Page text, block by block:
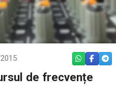
WHATSAPP
de frecvențe